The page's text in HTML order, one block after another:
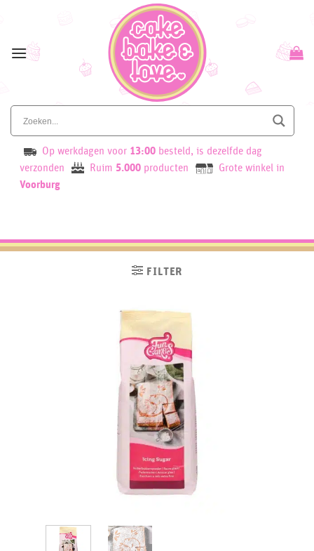
content
Op werkdagen voor 13:00 besteld, is dezelfde dag
verzonden
Ruim 5.000 producten
Grote winkel in
Voorburg
FILTER